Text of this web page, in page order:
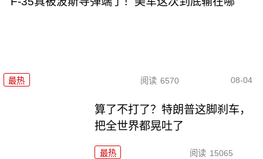
最热 阅读 6570 08-04
算了不打了？特朗普这脚刹车，
把全世界都晃吐了
最热 阅读 15065